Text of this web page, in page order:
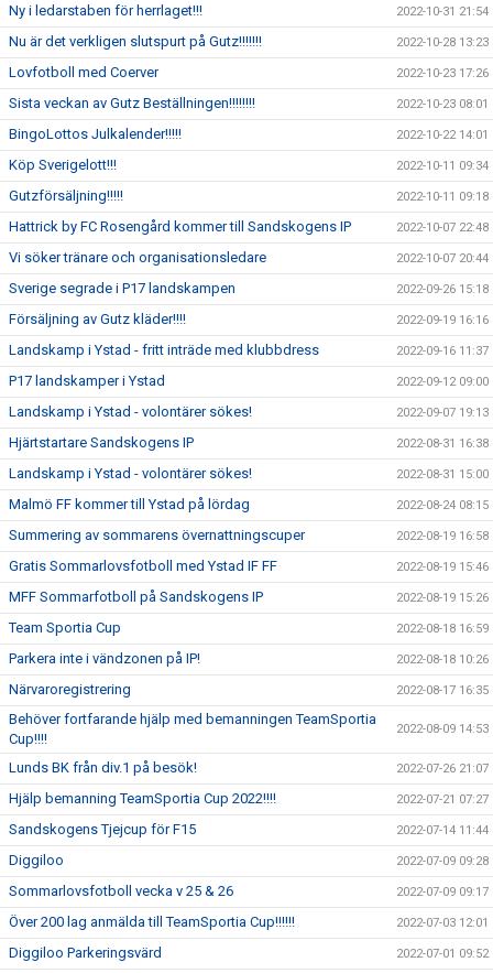
Ny i ledarstaben för herrlaget!!! 2022-10-31 21:54
Nu är det verkligen slutspurt på Gutz!!!!!!! 2022-10-28 13:23
Lovfotboll med Coerver 2022-10-23 17:26
Sista veckan av Gutz Beställningen!!!!!!!! 2022-10-23 08:01
BingoLottos Julkalender!!!!! 2022-10-22 14:01
Köp Sverigelott!!! 2022-10-11 09:34
Gutzförsäljning!!!!! 2022-10-11 09:18
Hattrick by FC Rosengård kommer till Sandskogens IP 2022-10-07 22:48
Vi söker tränare och organisationsledare 2022-10-07 20:44
Sverige segrade i P17 landskampen 2022-09-26 15:18
Försäljning av Gutz kläder!!!! 2022-09-19 16:16
Landskamp i Ystad - fritt inträde med klubbdress 2022-09-16 11:37
P17 landskamper i Ystad 2022-09-12 09:00
Landskamp i Ystad - volontärer sökes! 2022-09-07 19:13
Hjärtstartare Sandskogens IP 2022-08-31 16:38
Landskamp i Ystad - volontärer sökes! 2022-08-31 15:00
Malmö FF kommer till Ystad på lördag 2022-08-24 08:15
Summering av sommarens övernattningscuper 2022-08-19 16:58
Gratis Sommarlovsfotboll med Ystad IF FF 2022-08-19 15:46
MFF Sommarfotboll på Sandskogens IP 2022-08-19 15:26
Team Sportia Cup 2022-08-18 16:59
Parkera inte i vändzonen på IP! 2022-08-18 10:26
Närvaroregistrering 2022-08-17 16:35
Behöver fortfarande hjälp med bemanningen TeamSportia
Cup!!!!
2022-08-09 14:53
Lunds BK från div.1 på besök! 2022-07-26 21:07
Hjälp bemanning TeamSportia Cup 2022!!!! 2022-07-21 07:27
Sandskogens Tjejcup för F15 2022-07-14 11:44
Diggiloo 2022-07-09 09:28
Sommarlovsfotboll vecka v 25 & 26 2022-07-09 09:17
Över 200 lag anmälda till TeamSportia Cup!!!!!! 2022-07-03 12:01
Diggiloo Parkeringsvärd 2022-07-01 09:52